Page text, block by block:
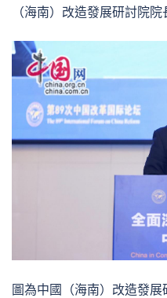
（海南）改造發展研討院
圖為中國（海南）改造發